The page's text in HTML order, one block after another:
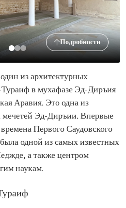
Подробности
из архитектурных
в мухафазе Эд-Диръия
Аравия. Это одна из
мечетей Эд-Диръии. Впервые
Первого Саудовского
была одной из самых известных
а также центром
наукам.